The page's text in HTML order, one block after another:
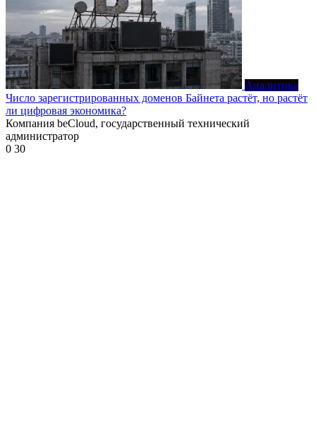
Аналитика
Число зарегистрированных доменов Байнета растёт, но растёт
ли цифровая экономика?
Компания beCloud, государственный технический
администратор
0 30